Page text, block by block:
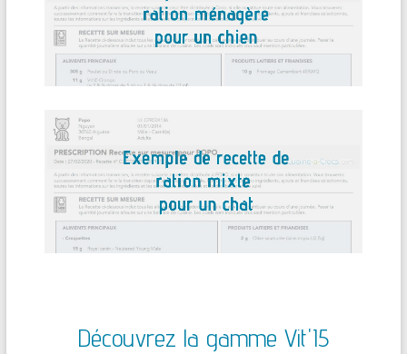
Découvrez la gamme Vit'I5